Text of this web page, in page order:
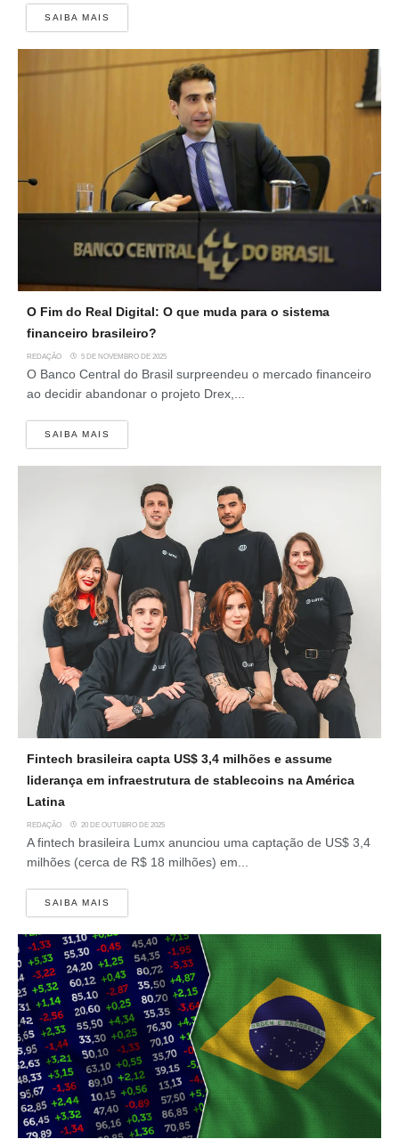
SAIBA MAIS
O Fim do Real Digital: O que muda para o sistema
financeiro brasileiro?
REDAÇÃO 5 DE NOVEMBRO DE 2025
O Banco Central do Brasil surpreendeu o mercado financeiro
ao decidir abandonar o projeto Drex,...
SAIBA MAIS
Fintech brasileira capta US$ 3,4 milhões e assume
liderança em infraestrutura de stablecoins na América
Latina
REDAÇÃO 20 DE OUTUBRO DE 2025
A fintech brasileira Lumx anunciou uma captação de US$ 3,4
milhões (cerca de R$ 18 milhões) em...
SAIBA MAIS